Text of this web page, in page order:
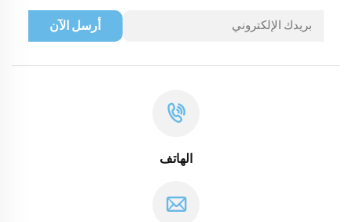
أرسل الآن
الهاتف